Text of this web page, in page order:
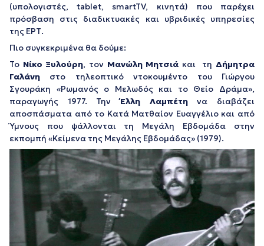
(υπολογιστές, tablet, smartTV, κινητά) που παρέχει
πρόσβαση στις διαδικτυακές και υβριδικές υπηρεσίες
της ΕΡΤ.
Πιο συγκεκριμένα θα δούμε:
Το Νίκο Ξυλούρη, τον Μανώλη Μητσιά και τη Δήμητρα
Γαλάνη στο τηλεοπτικό ντοκουμέντο του Γιώργου
Σγουράκη «Ρωμανός ο Μελωδός και το Θείο Δράμα»,
παραγωγής 1977. ΤηνΈλλη Λαμπέτηνα διαβάζει
αποσπάσματα από το Κατά Ματθαίον Ευαγγέλιο και από
Ύμνους που ψάλλονται τη Μεγάλη Εβδομάδα στην
εκπομπή «Κείμενα της Μεγάλης Εβδομάδας» (1979).